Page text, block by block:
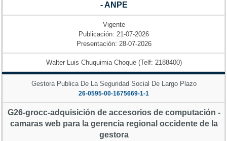
- ANPE
Vigente
Publicación: 21-07-2026
Presentación: 28-07-2026
Walter Luis Chuquimia Choque (Telf: 2188400)
Gestora Publica De La Seguridad Social De Largo Plazo
26-0595-00-1675669-1-1
G26-grocc-adquisición de accesorios de computación -
camaras web para la gerencia regional occidente de la
gestora